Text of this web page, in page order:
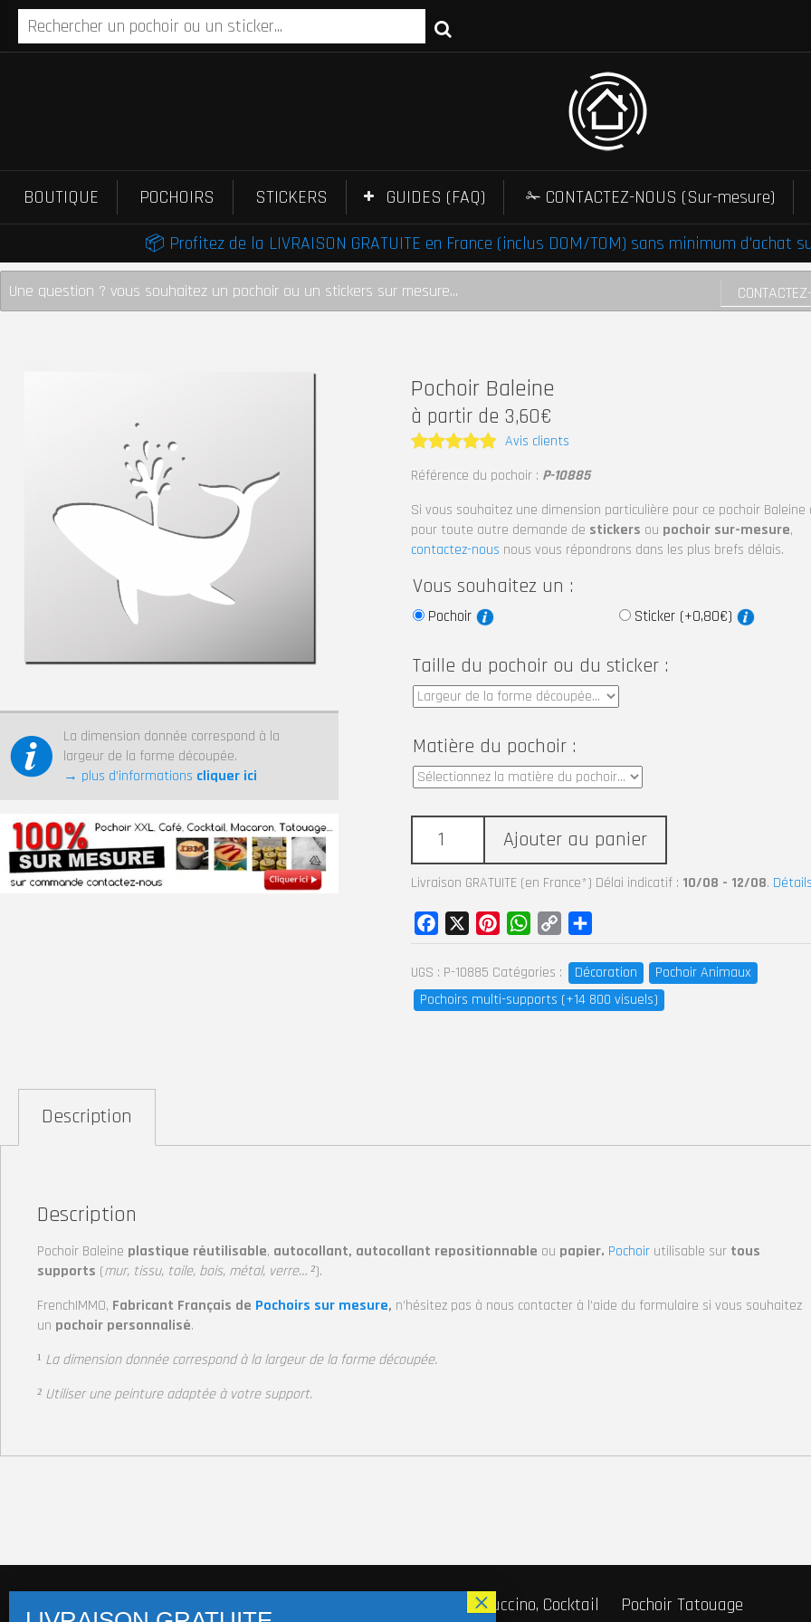
BOUTIQUE POCHOIRS STICKERS GUIDES (FAQ)
✁ CONTACTEZ-NOUS (Sur-mesure)
📦 Profitez de la LIVRAISON GRATUITE en France (inclus DOM/TOM) sans minimum d'achat
Une question ? vous souhaitez un pochoir ou un stickers sur mesure...
La dimension donnée correspond à la
largeur de la forme découpée.
→ plus d’informations cliquer ici
Pochoir Baleine
à partir de 3,60€
Note 5
Avis clients
Référence du pochoir : P-10885
Si vous souhaitez une dimension particulière pour ce pochoir Baleine
pour toute autre demande de stickers ou pochoir sur-mesure,
contactez-nous nous vous répondrons dans les plus brefs délais.
Vous souhaitez un :
Pochoir Sticker (+0,80€)
Taille du pochoir ou du sticker :
Matière du pochoir :
Ajouter au panier
Livraison GRATUITE (en France*) Délai indicatif : 10/08 - 12/08.
UGS : P-10885 Catégories : Décoration
Pochoir Animaux
Pochoirs multi-supports (+14 800 visuels)
Facebook PinterestWhatsApp
Copy
Link
Description
Description
Pochoir Baleine plastique réutilisable, autocollant, autocollant repositionnable ou papier. Pochoir utilisable sur tous
supports (mur, tissu, toile, bois, métal, verre… ²).
FrenchIMMO, Fabricant Français de Pochoirs sur mesure, n’hésitez pas à nous contacter à l’aide du formulaire si vous souhaitez
un pochoir personnalisé.
¹ La dimension donnée correspond à la largeur de la forme découpée.
² Utiliser une peinture adaptée à votre support.
Pochoir Café, Cappuccino, Cocktail
Pochoir Tatouage